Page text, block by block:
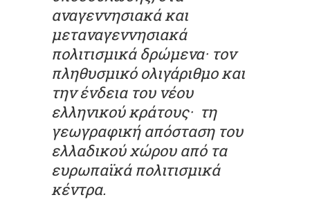
αναγεννησιακά και
μεταναγεννησιακά
πολιτισμικά δρώμενα· τον
πληθυσμικό ολιγάριθμο και
την ένδεια του νέου
ελληνικού κράτους· τη
γεωγραφική απόσταση του
ελλαδικού χώρου από τα
ευρωπαϊκά πολιτισμικά
κέντρα.